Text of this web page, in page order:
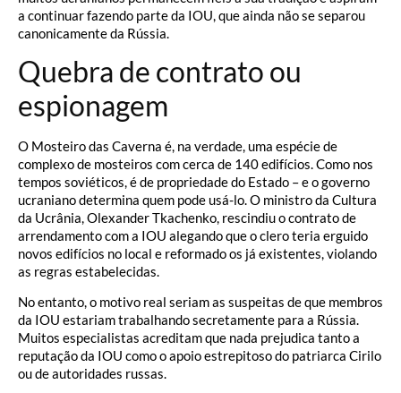
a continuar fazendo parte da IOU, que ainda não se separou
canonicamente da Rússia.
Quebra de contrato ou
espionagem
O Mosteiro das Caverna é, na verdade, uma espécie de
complexo de mosteiros com cerca de 140 edifícios. Como nos
tempos soviéticos, é de propriedade do Estado – e o governo
ucraniano determina quem pode usá-lo. O ministro da Cultura
da Ucrânia, Olexander Tkachenko, rescindiu o contrato de
arrendamento com a IOU alegando que o clero teria erguido
novos edifícios no local e reformado os já existentes, violando
as regras estabelecidas.
No entanto, o motivo real seriam as suspeitas de que membros
da IOU estariam trabalhando secretamente para a Rússia.
Muitos especialistas acreditam que nada prejudica tanto a
reputação da IOU como o apoio estrepitoso do patriarca Cirilo
ou de autoridades russas.